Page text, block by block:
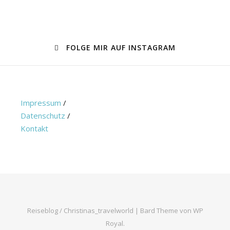
FOLGE MIR AUF INSTAGRAM
Impressum /
Datenschutz /
Kontakt
Reiseblog / Christinas_travelworld | Bard Theme von WP
Royal.